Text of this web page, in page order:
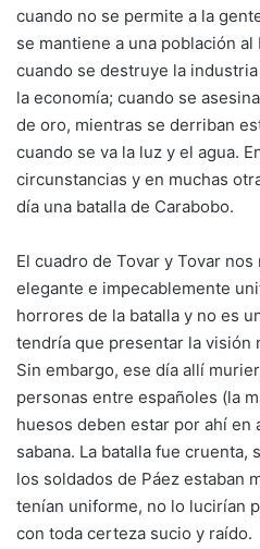
cuando no se permite a la
se mantiene a una población
cuando se destruye la
la economía; cuando se
de oro, mientras se derriban
cuando se va la luz y el agua.
circunstancias y en muchas
día una batalla de Carabobo.
El cuadro de Tovar y Tovar
elegante e impecablemente
horrores de la batalla y no es
tendría que presentar la visión
Sin embargo, ese día allí
personas entre españoles (la
huesos deben estar por ahí en
sabana. La batalla fue cruenta,
los soldados de Páez estaban
tenían uniforme, no lo lucirían
con toda certeza sucio y raído.